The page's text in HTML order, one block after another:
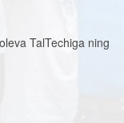
TalTechiga ning